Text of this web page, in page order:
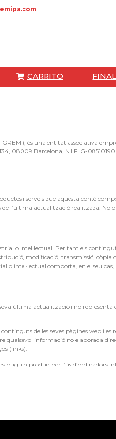
CARRITO
és una entitat associativa
08009 Barcelona, N.I.F. G-08510190
i serveis que aquesta conté
l’última actualització realitzada.
o Intel·lectual. Per tant els
modificació, transmissió, còpia
intel·lectual comporta, en el seu
última actualització i no
de les seves pàgines web i
qualsevol informació no elaborada
(links).
puguin produir per l’ús